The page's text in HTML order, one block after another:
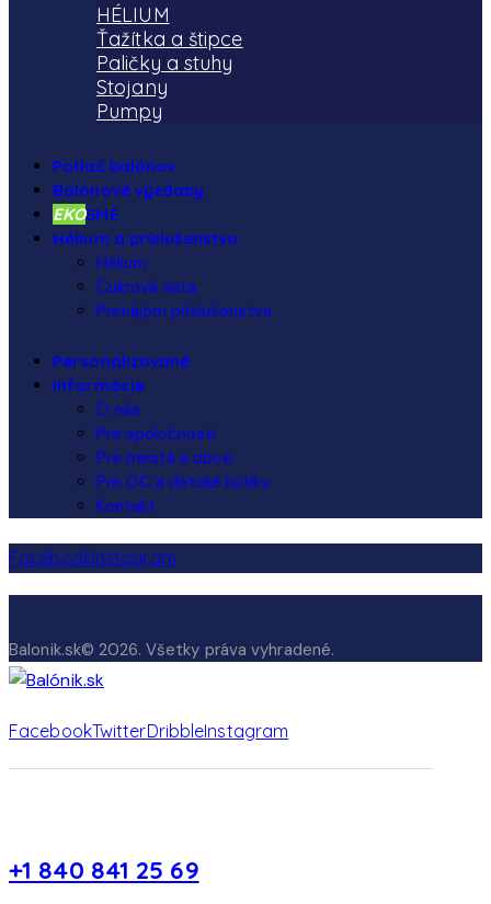
HÉLIUM
Ťažítka a štipce
Paličky a stuhy
Stojany
Pumpy
Potlač balónov
Balónové výzdoby
EKOSME
Hélium a príslušenstvo
Hélium
Cukrová vata
Prenájom príslušenstva
Personalizované
Informácie
O nás
Pre spoločnosti
Pre mestá a obce
Pre OC a detské kútiky
Kontakt
FacebookInstagram
Balonik.sk© 2026. Všetky práva vyhradené.
FacebookTwitterDribbleInstagram
+1 840 841 25 69